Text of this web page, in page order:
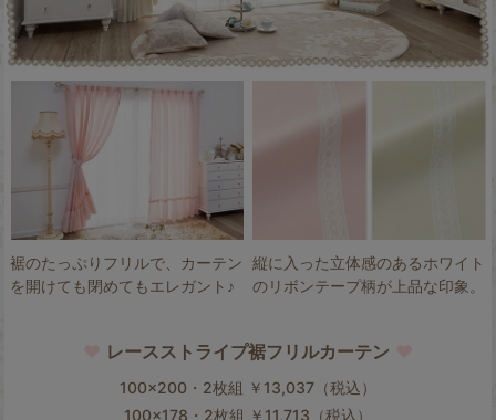
裾のたっぷりフリルで、カーテン
を開けても閉めてもエレガント♪
縦に入った立体感のあるホワイト
のリボンテープ柄が上品な印象。
レースストライプ裾フリルカーテン
100×200・2枚組 ￥13,037（税込）
100×178・2枚組 ￥11,713（税込）